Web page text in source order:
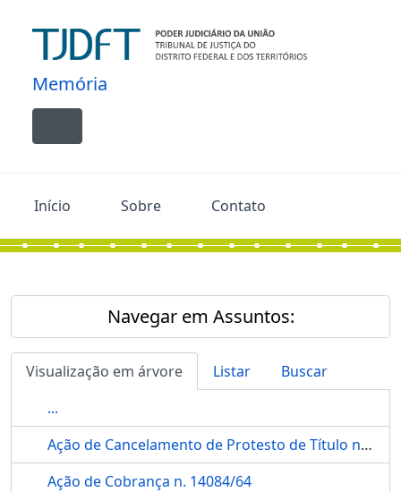
Memória
Toggle navigation
Início Sobre Contato
Navegar em Assuntos:
Visualização em árvore Listar
Buscar
...
Ação de Cancelamento de Protesto de Título n. 5049/62
Ação de Cobrança n. 14084/64